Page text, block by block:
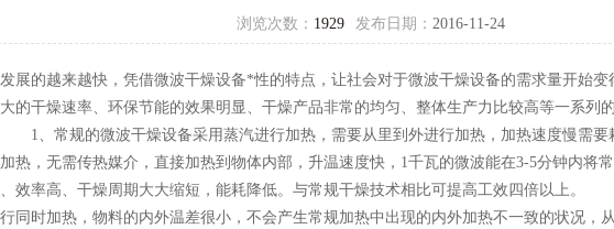
浏览次数： 1929 发布日期： 2016-11-24
展的越来越快，凭借微波干燥设备*性的特点，让社会对于微波干燥设备的需求量开始
的干燥速率、环保节能的效果明显、干燥产品非常的均匀、整体生产力比较高等一系列
1、常规的微波干燥设备采用蒸汽进行加热，需要从里到外进行加热，加热速度慢需要
热，无需传热媒介，直接加热到物体内部，升温速度快，1千瓦的微波能在3-5分钟内将
效率高、干燥周期大大缩短，能耗降低。与常规干燥技术相比可提高工效四倍以上。
同时加热，物料的内外温差很小，不会产生常规加热中出现的内外加热不一致的状况，